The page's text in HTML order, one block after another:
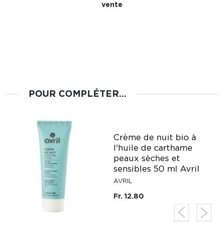
vente
POUR COMPLÉTER...
Crème de nuit bio à
l'huile de carthame
peaux sèches et
sensibles 50 ml Avril
AVRIL
Fr. 12.80